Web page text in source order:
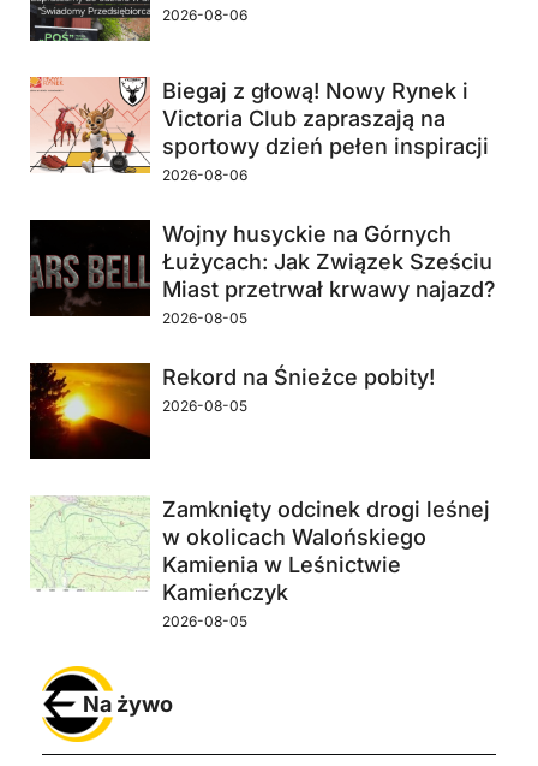
2026-08-06
Biegaj z głową! Nowy Rynek i
Victoria Club zapraszają na
sportowy dzień pełen inspiracji
2026-08-06
Wojny husyckie na Górnych
Łużycach: Jak Związek Sześciu
Miast przetrwał krwawy najazd?
2026-08-05
Rekord na Śnieżce pobity!
2026-08-05
Zamknięty odcinek drogi leśnej
w okolicach Walońskiego
Kamienia w Leśnictwie
Kamieńczyk
2026-08-05
Na żywo